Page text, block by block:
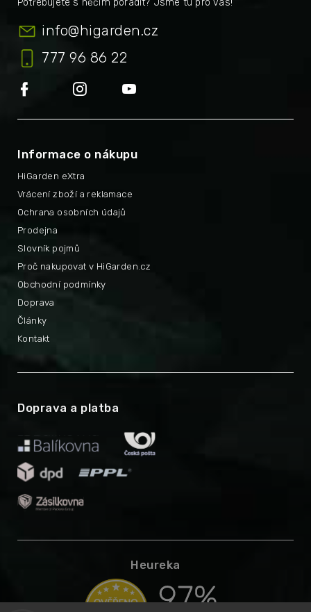
info@higarden.cz
777 96 86 22
Informace o nákupu
HiGarden eXtra
Proč nakupovat v HiGarden.cz
Vrácení zboží a reklamace
Obchodní podmínky
Ochrana osobních údajů
Doprava
Prodejna
Články
Slovník pojmů
Kontakt
Doprava a platba
Heureka